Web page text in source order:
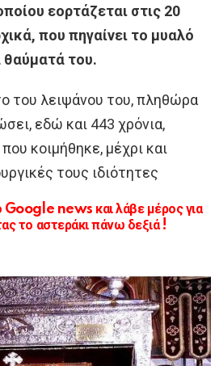
εορτάζεται στις 20
που πηγαίνει το μυαλό
θαύματά του.
του λειψάνου του, πληθώρα
εδώ και 443 χρόνια,
κοιμήθηκε, μέχρι και
τους ιδιότητες
news και λάβε μέρος για
το αστεράκι πάνω δεξιά !